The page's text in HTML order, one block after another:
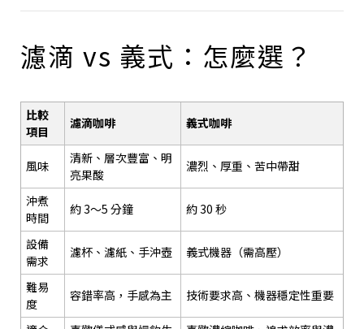
濾滴 vs 義式：怎麼選？
比較
項目
濾滴咖啡 義式咖啡
風味
清新、層次豐富、明
亮果酸
濃烈、厚重、苦中帶甜
沖煮
時間
約 3～5 分鐘 約 30 秒
設備
需求
濾杯、濾紙、手沖壺 義式機器（需高壓）
難易
度
容錯率高，手感為主 技術要求高、機器穩定性重要